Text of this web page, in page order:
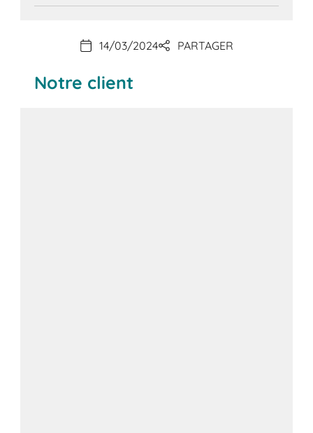
14/03/2024 PARTAGER
Notre client